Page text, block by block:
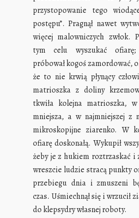
przystopowanie tego
postępu”. Pragnął nawet
więcej malowniczych zwłok.
tym celu wyszukać
próbował kogoś zamordować,
że to nie krwią płynący
matrioszka z doliny
tkwiła kolejna matrioszka,
mniejsza, a w najmniejszej z
mikroskopijne ziarenko. W
ofiarę doskonałą. Wykupił
żeby je z hukiem roztrzaskać i
wreszcie ludzie stracą punkty
przebiegu dnia i zmuszeni
czas. Uśmiechnął się i wrzucił
do klepsydry własnej roboty.